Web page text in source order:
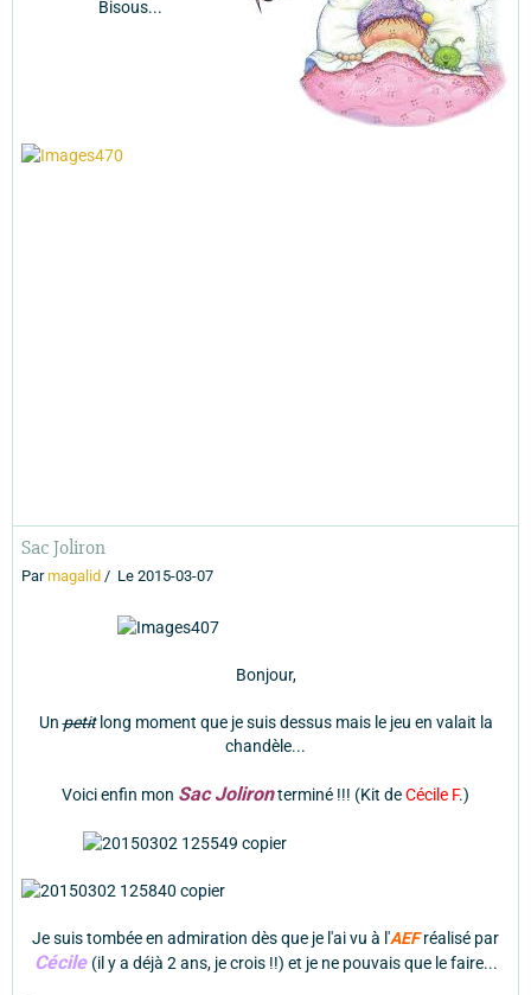
Bisous...
Sac Joliron
Parmagalid Le 2015-03-07
Bonjour,
Unpetit long moment que je suis dessus mais le jeu en valait la
chandèle...
Voici enfin mon Sac Jolironterminé !!! (Kit deCécile F.)
Je suis tombée en admiration dès que je l'ai vu à l'AEFréalisé par
Cécile (il y a déjà 2 ans, je crois !!) et je ne pouvais que le faire...